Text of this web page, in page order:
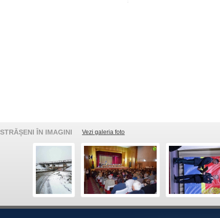
STRĂȘENI ÎN IMAGINI Vezi galeria foto